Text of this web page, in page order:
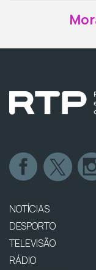
NOTÍCIAS
DESPORTO
TELEVISÃO
RÁDIO